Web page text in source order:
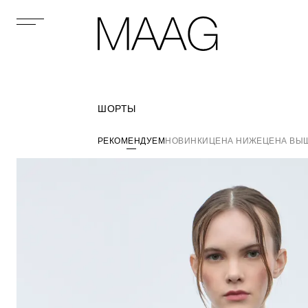
ШОРТЫ
РЕКОМЕНДУЕМ НОВИНКИ ЦЕНА НИЖЕ ЦЕНА